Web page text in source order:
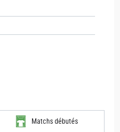
Matchs débutés